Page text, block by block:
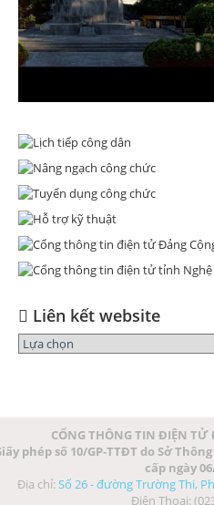
Liên kết website
CỔNG THÔNG TIN ĐIỆN
phép số 10/GP-TTĐT do Sở
cấp ngày
Địa chỉ: Số 26 - đường Trường Thi,
Điện Thoại: